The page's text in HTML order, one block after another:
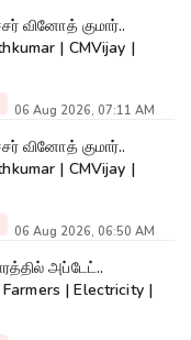
வினோத் குமார்..
| CMVijay |
06 Aug 2026, 07:11 AM
வினோத் குமார்..
| CMVijay |
06 Aug 2026, 06:50 AM
அப்டேட்..
| Electricity |